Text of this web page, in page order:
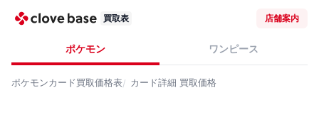
買取表 店舗案内
ポケモン ワンピース
ポケモンカード買取価格表 カード詳細 買取価格